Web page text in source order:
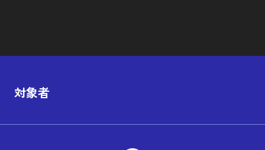
対象者